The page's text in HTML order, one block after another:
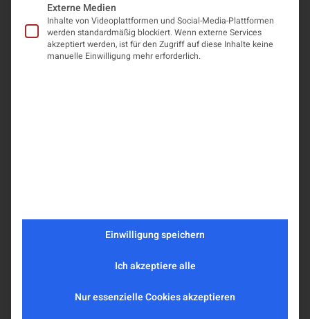
Externe Medien
Inhalte von Videoplattformen und Social-Media-Plattformen
werden standardmäßig blockiert. Wenn externe Services
akzeptiert werden, ist für den Zugriff auf diese Inhalte keine
manuelle Einwilligung mehr erforderlich.
Einwilligung speichern
Ich akzeptiere alle
Nur essenzielle Cookies akzeptieren